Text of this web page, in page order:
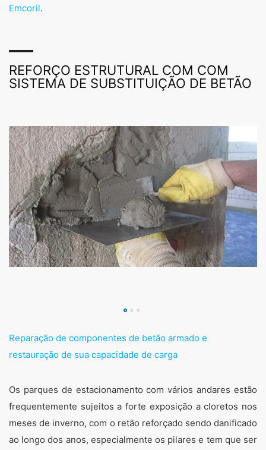
Emcoril.
REFORÇO ESTRUTURAL COM COM
SISTEMA DE SUBSTITUIÇÃO DE BETÃO
Reparação de componentes de betão armado e
restauração de sua capacidade de carga
Os parques de estacionamento com vários andares estão
frequentemente sujeitos a forte exposição a cloretos nos
meses de inverno, com o retão reforçado sendo danificado
ao longo dos anos, especialmente os pilares e tem que ser